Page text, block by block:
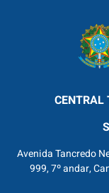
CENTRAL
Avenida Tancredo
999, 7º andar,